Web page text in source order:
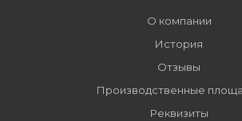
О компании
История
Отзывы
Производственные
Реквизиты